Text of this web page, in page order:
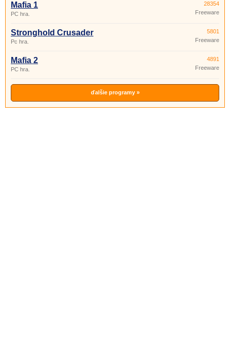
Mafia 1
PC hra.
28354
Freeware
Stronghold Crusader
Pc hra.
5801
Freeware
Mafia 2
PC hra.
4891
Freeware
ďalšie programy »